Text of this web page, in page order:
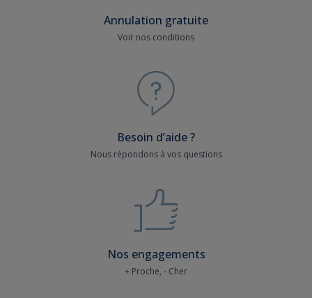
Annulation gratuite
Voir nos conditions
Besoin d’aide ?
Nous répondons à vos questions
Nos engagements
+ Proche, - Cher